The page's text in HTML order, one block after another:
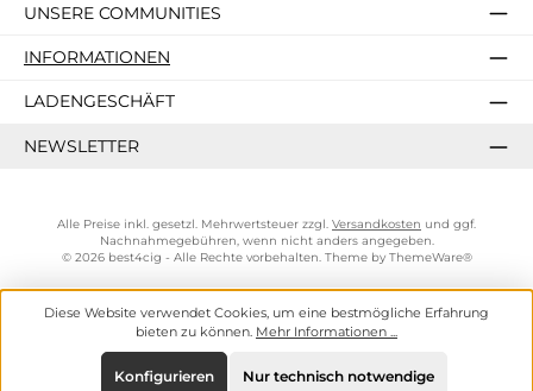
UNSERE COMMUNITIES
INFORMATIONEN
LADENGESCHÄFT
NEWSLETTER
Alle Preise inkl. gesetzl. Mehrwertsteuer zzgl. Versandkosten und ggf.
Nachnahmegebühren, wenn nicht anders angegeben.
© 2026 best4cig - Alle Rechte vorbehalten. Theme by ThemeWare®
Diese Website verwendet Cookies, um eine bestmögliche Erfahrung
bieten zu können. Mehr Informationen ...
Nur technisch notwendige
Konfigurieren